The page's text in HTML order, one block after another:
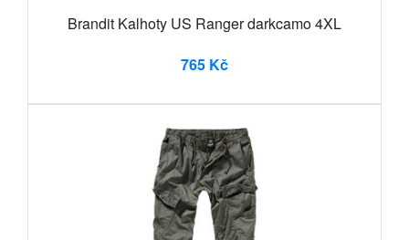
Brandit Kalhoty US Ranger darkcamo 4XL
765 Kč